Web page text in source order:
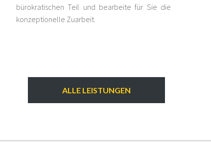
bürokratischen Teil und bearbeite für Sie die
konzeptionelle Zuarbeit.
ALLE LEISTUNGEN